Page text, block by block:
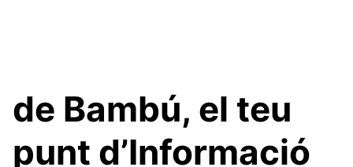
de Bambú, el teu
punt d’Informació